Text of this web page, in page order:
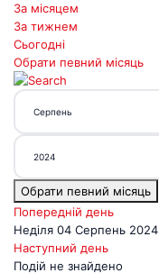
За місяцем
За тижнем
Сьогодні
Обрати певний місяць
Обрати певний місяць
Попередній день
Неділя 04 Серпень 2024
Наступний день
Подій не знайдено